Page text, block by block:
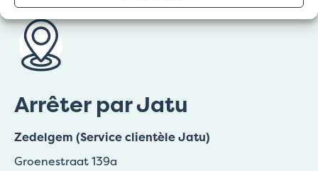
Arrêter par Jatu
Zedelgem (Service clientèle Jatu)
Groenestraat 139a